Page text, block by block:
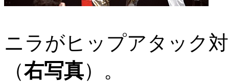
ニラがヒップアタック
（右写真）。